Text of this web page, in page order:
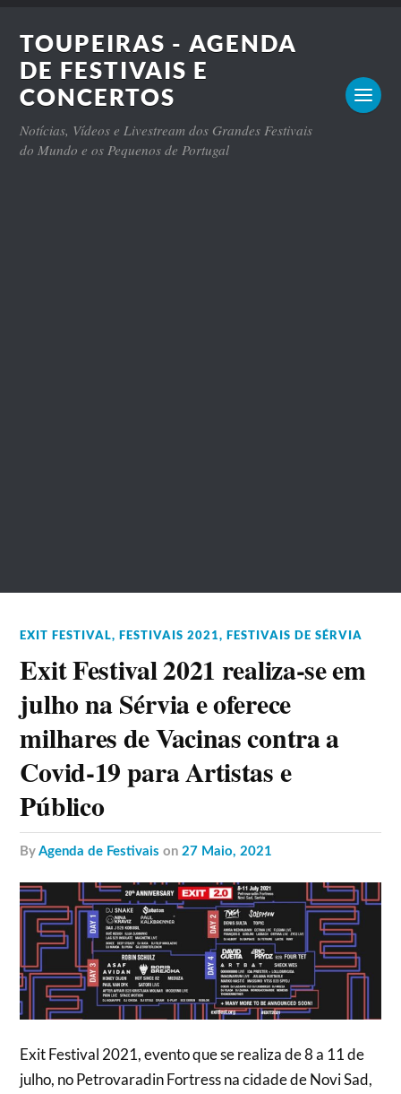
TOUPEIRAS - AGENDA
DE FESTIVAIS E
CONCERTOS
Notícias, Vídeos e Livestream dos Grandes Festivais
do Mundo e os Pequenos de Portugal
EXIT FESTIVAL,FESTIVAIS 2021,FESTIVAIS DE SÉRVIA
Exit Festival 2021 realiza-se em
julho na Sérvia e oferece
milhares de Vacinas contra a
Covid-19 para Artistas e
Público
byAgenda de Festivais on27 Maio, 2021
Exit Festival 2021, evento que se realiza de 8 a 11 de
julho, no Petrovaradin Fortress na cidade de Novi Sad,